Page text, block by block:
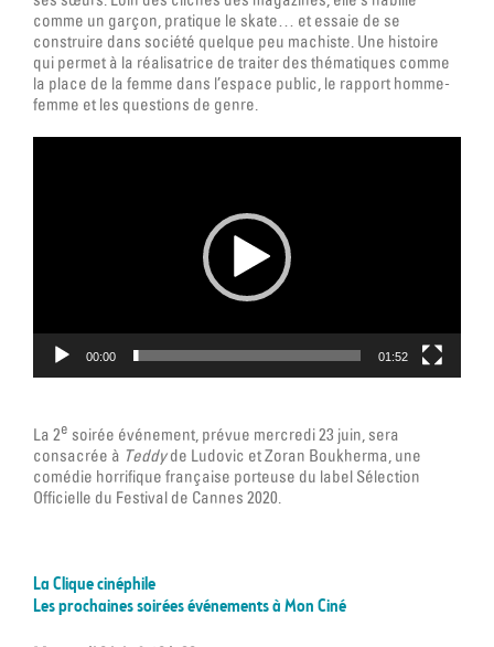
comme un garçon, pratique le skate… et essaie de se
construire dans société quelque peu machiste. Une histoire
qui permet à la réalisatrice de traiter des thématiques comme
la place de la femme dans l’espace public, le rapport homme-
femme et les questions de genre.
00:00 01:52
La 2e soirée événement, prévue mercredi 23 juin, sera
consacrée à Teddyde Ludovic et Zoran Boukherma, une
comédie horrifique française porteuse du label Sélection
Officielle du Festival de Cannes 2020.
La Clique cinéphile
Les prochaines soirées événements à Mon Ciné